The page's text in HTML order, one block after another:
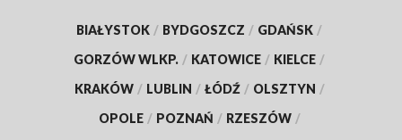
BIAŁYSTOK / BYDGOSZCZ / GDAŃSK /
GORZÓW WLKP. / KATOWICE / KIELCE /
KRAKÓW / LUBLIN / ŁÓDŹ / OLSZTYN /
OPOLE / POZNAŃ / RZESZÓW /